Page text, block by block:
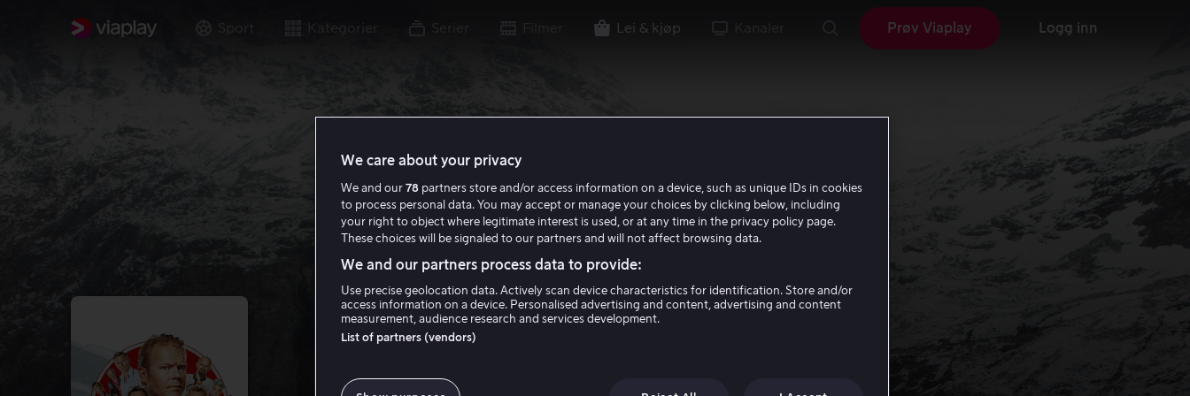
Kategorier Lei & kjøp Prøv Viaplay Logg inn
We care about your privacy
We and our 78 partners store and/or access information on a device, such as unique IDs in cookies
to process personal data. You may accept or manage your choices by clicking below, including
your right to object where legitimate interest is used, or at any time in the privacy policy page.
These choices will be signaled to our partners and will not affect browsing data.
We and our partners process data to provide:
Use precise geolocation data. Actively scan device characteristics for identification. Store and/or
access information on a device. Personalised advertising and content, advertising and content
measurement, audience research and services development.
List of partners (vendors)